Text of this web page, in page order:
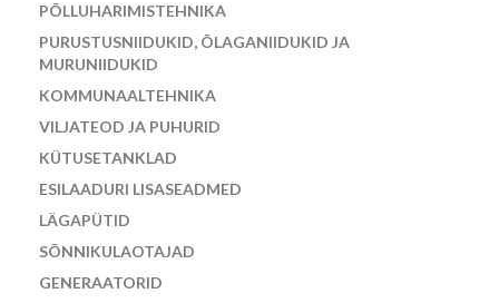
PÕLLUHARIMISTEHNIKA
PURUSTUSNIIDUKID, ÕLAGANIIDUKID JA
MURUNIIDUKID
KOMMUNAALTEHNIKA
VILJATEOD JA PUHURID
KÜTUSETANKLAD
ESILAADURI LISASEADMED
LÄGAPÜTID
SÕNNIKULAOTAJAD
GENERAATORID